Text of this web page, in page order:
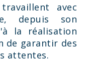
avec
depuis son
la réalisation
de garantir des
attentes.